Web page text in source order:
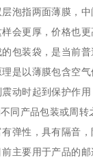
泡指两面薄膜，
会更厚，价格也
包装袋，是当前
是以薄膜包含空
动时起到保护作
同产品包装或周
弹性，具有隔音
主要用于产品的